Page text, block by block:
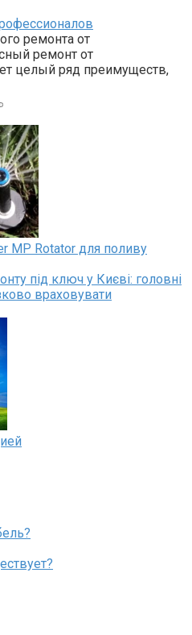
ремонта от
ремонт от
целый ряд преимуществ,
MP Rotator для поливу
під ключ у Києві: головні
враховувати